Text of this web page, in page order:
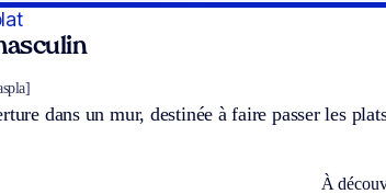
dans un mur, destinée à faire passer les
À